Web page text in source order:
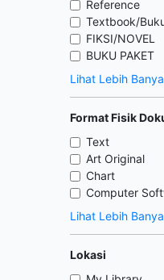
Reference
Textbook/
FIKSI/NOVEL
BUKU PAKET
Lihat Lebih
Format Fisik
Text
Art Original
Chart
Computer
Lihat Lebih
Lokasi